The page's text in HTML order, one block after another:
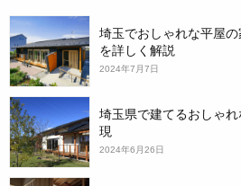
埼玉でおしゃれな平屋
を詳しく解説
2024年7月7日
埼玉県で建てるおしゃ
現
2024年6月26日